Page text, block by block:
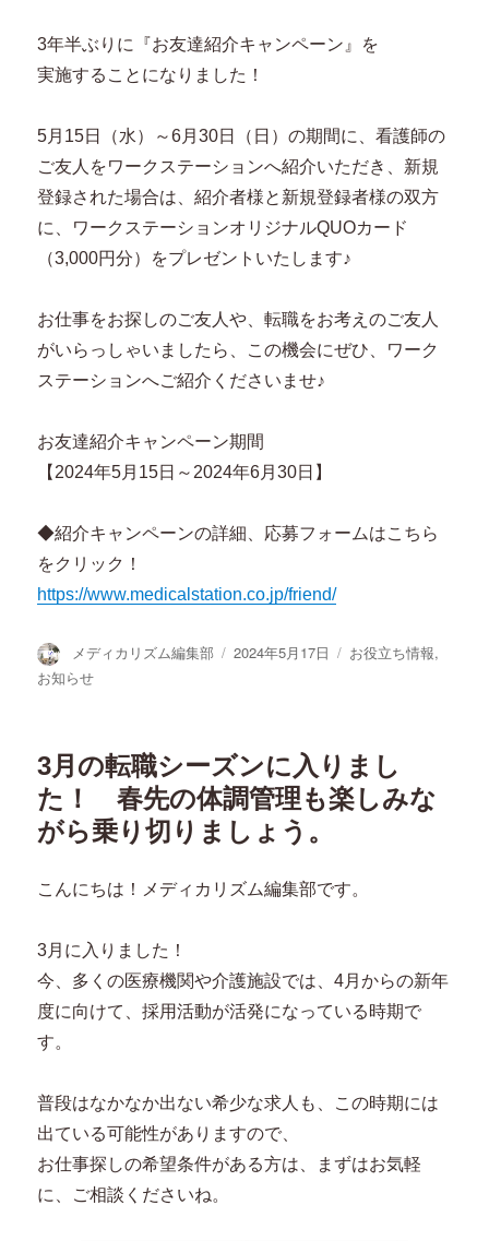
3年半ぶりに『お友達紹介キャンペーン』を
実施することになりました！
5月15日（水）～6月30日（日）の期間に、看護師の
ご友人をワークステーションへ紹介いただき、新規
登録された場合は、紹介者様と新規登録者様の双方
に、ワークステーションオリジナルQUOカード
（3,000円分）をプレゼントいたします♪
お仕事をお探しのご友人や、転職をお考えのご友人
がいらっしゃいましたら、この機会にぜひ、ワーク
ステーションへご紹介くださいませ♪
お友達紹介キャンペーン期間
【2024年5月15日～2024年6月30日】
◆紹介キャンペーンの詳細、応募フォームはこちら
をクリック！
https://www.medicalstation.co.jp/friend/
投
稿
メディカリズム編集部
投
2024年5月17日
カ
お役立ち情報,
お知らせ
3月の転職シーズンに入りまし
た！ 春先の体調管理も楽しみな
がら乗り切りましょう。
こんにちは！メディカリズム編集部です。
3月に入りました！
今、多くの医療機関や介護施設では、4月からの新年
度に向けて、採用活動が活発になっている時期で
す。
普段はなかなか出ない希少な求人も、この時期には
出ている可能性がありますので、
お仕事探しの希望条件がある方は、まずはお気軽
に、ご相談くださいね。